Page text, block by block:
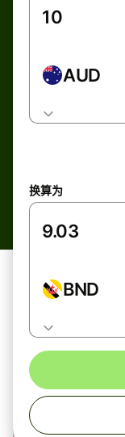
AUD
换算为
BND